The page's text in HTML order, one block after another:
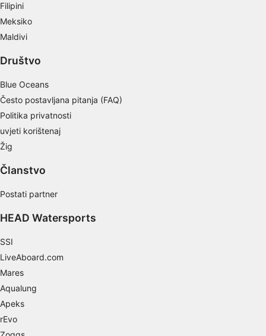
Filipini
Meksiko
Maldivi
Društvo
Blue Oceans
Često postavljana pitanja (FAQ)
Politika privatnosti
uvjeti korištenaj
Žig
Članstvo
Postati partner
HEAD Watersports
SSI
LiveAboard.com
Mares
Aqualung
Apeks
rEvo